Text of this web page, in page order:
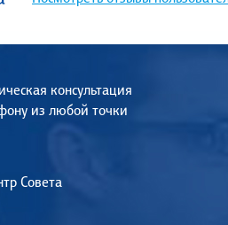
консультация
из любой точки
Совета